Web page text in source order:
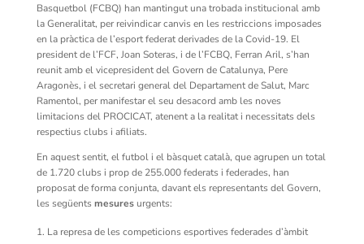
Basquetbol (FCBQ) han mantingut una trobada institucional amb
la Generalitat, per reivindicar canvis en les restriccions imposades
en la pràctica de l’esport federat derivades de la Covid-19. El
president de l’FCF, Joan Soteras, i de l’FCBQ, Ferran Aril, s’han
reunit amb el vicepresident del Govern de Catalunya, Pere
Aragonès, i el secretari general del Departament de Salut, Marc
Ramentol, per manifestar el seu desacord amb les noves
limitacions del PROCICAT, atenent a la realitat i necessitats dels
respectius clubs i afiliats.
En aquest sentit, el futbol i el bàsquet català, que agrupen un total
de 1.720 clubs i prop de 255.000 federats i federades, han
proposat de forma conjunta, davant els representants del Govern,
les següentsmesures urgents:
La represa de les competicions esportives federades d’àmbit